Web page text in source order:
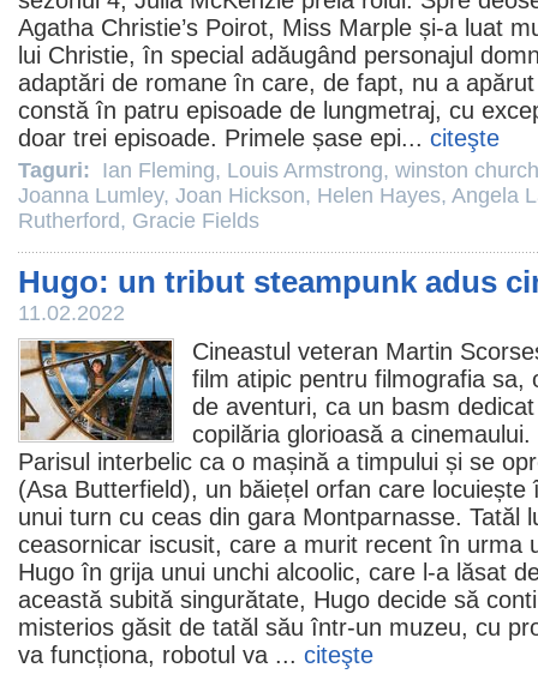
Agatha Christie’s Poirot, Miss Marple și-a luat
lui Christie, în special adăugând personajul
adaptări de romane în care, de fapt, nu a
constă în patru episoade de lungmetraj, cu
doar trei episoade. Primele șase epi... citeşte
Taguri: Ian Fleming, Louis Armstrong, winston
Joanna Lumley, Joan Hickson, Helen Hayes, Angela
Rutherford, Gracie Fields
Hugo: un tribut steampunk adus
11.02.2022
Cineastul veteran Martin
film atipic pentru filmografia sa,
de aventuri, ca un basm
copilăria glorioasă a
Parisul interbelic ca o mașină a timpului și se
(Asa Butterfield), un băiețel orfan care locuiește
unui turn cu ceas din gara Montparnasse. Tatăl
ceasornicar iscusit, care a murit recent în urma
Hugo în grija unui unchi alcoolic, care l-a lăsat
această subită singurătate, Hugo decide să
misterios găsit de tatăl său într-un muzeu, cu
va funcționa, robotul va ... citeşte